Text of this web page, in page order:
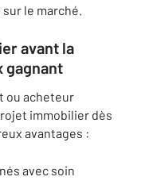
le marché.
avant la
gagnant
ou acheteur
immobilier dès
avantages :
avec soin